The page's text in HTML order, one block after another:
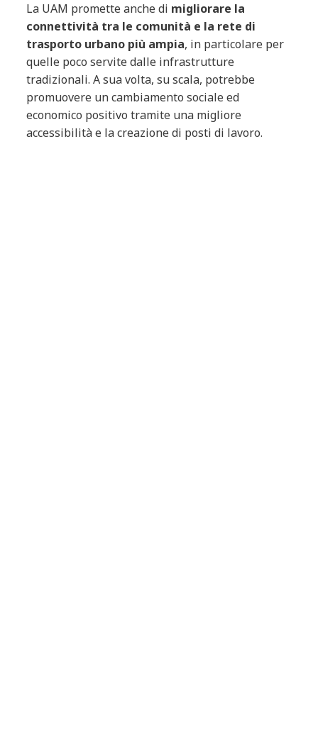
La UAM promette anche di migliorare la
connettività tra le comunità e la rete di
trasporto urbano più ampia, in particolare per
quelle poco servite dalle infrastrutture
tradizionali. A sua volta, su scala, potrebbe
promuovere un cambiamento sociale ed
economico positivo tramite una migliore
accessibilità e la creazione di posti di lavoro.